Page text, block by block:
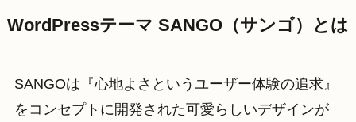
WordPressテーマ SANGO（サンゴ）とは
SANGOは『心地よさというユーザー体験の追求』
をコンセプトに開発された可愛らしいデザインが